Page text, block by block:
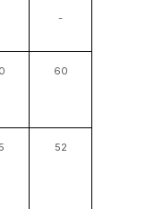
-
60
52